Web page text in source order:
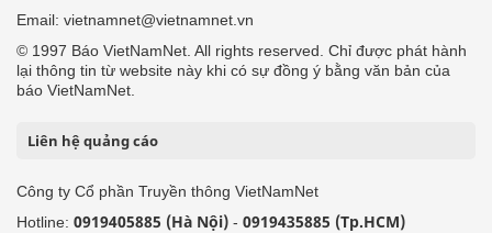
Email: vietnamnet@vietnamnet.vn
© 1997 Báo VietNamNet. All rights reserved. Chỉ được phát hành
lại thông tin từ website này khi có sự đồng ý bằng văn bản của
báo VietNamNet.
Liên hệ quảng cáo
Công ty Cổ phần Truyền thông VietNamNet
Hotline: 0919405885 (Hà Nội) - 0919435885 (Tp.HCM)